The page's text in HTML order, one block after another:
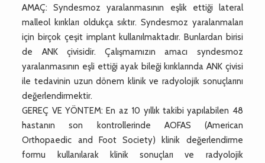
AMAÇ: Syndesmoz yaralanmasının eşlik ettiği lateral
malleol kırıkları oldukça sıktır. Syndesmoz yaralanmaları
için birçok çeşit implant kullanılmaktadır. Bunlardan birisi
de ANK çivisidir. Çalışmamızın amacı syndesmoz
yaralanmasının eşli ettiği ayak bileği kırıklarında ANK çivisi
ile tedavinin uzun dönem klinik ve radyolojik sonuçlarını
değerlendirmektir.
GEREÇ VE YÖNTEM: En az 10 yıllık takibi yapılabilen 48
hastanın son kontrollerinde AOFAS (American
Orthopaedic and Foot Society) klinik değerlendirme
formu kullanılarak klinik sonuçları ve radyolojik